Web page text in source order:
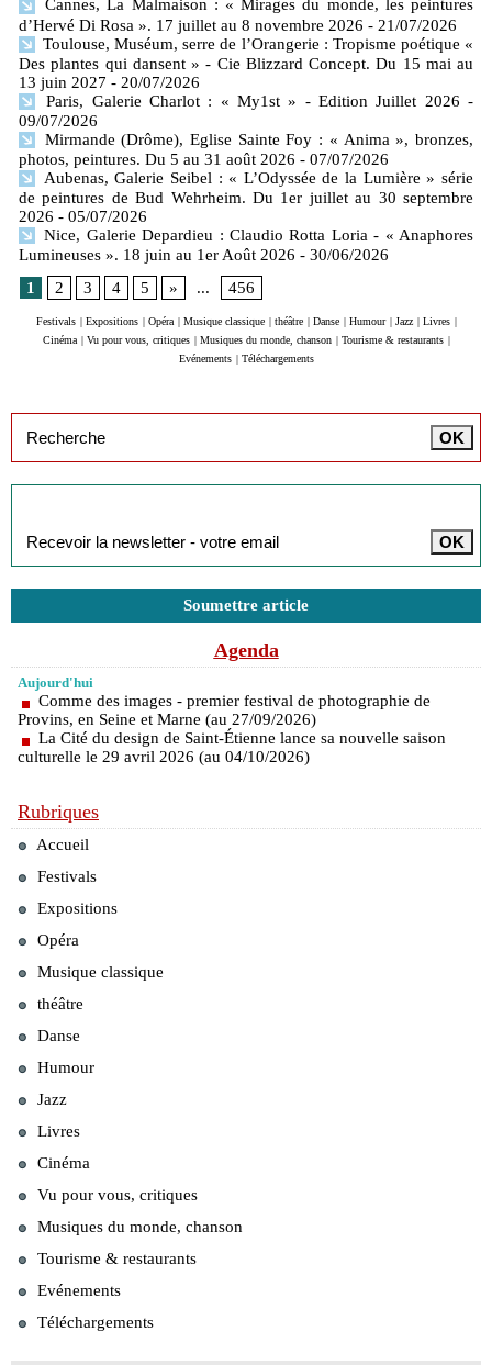
Cannes, La Malmaison : « Mirages du monde, les peintures
d’Hervé Di Rosa ». 17 juillet au 8 novembre 2026 - 21/07/2026
Toulouse, Muséum, serre de l’Orangerie : Tropisme poétique «
Des plantes qui dansent » - Cie Blizzard Concept. Du 15 mai au
13 juin 2027 - 20/07/2026
Paris, Galerie Charlot : « My1st » - Edition Juillet 2026 -
09/07/2026
Mirmande (Drôme), Eglise Sainte Foy : « Anima », bronzes,
photos, peintures. Du 5 au 31 août 2026 - 07/07/2026
Aubenas, Galerie Seibel : « L’Odyssée de la Lumière » série
de peintures de Bud Wehrheim. Du 1er juillet au 30 septembre
2026 - 05/07/2026
Nice, Galerie Depardieu : Claudio Rotta Loria - « Anaphores
Lumineuses ». 18 juin au 1er Août 2026 - 30/06/2026
1
2 3 4 5 » ... 456
Festivals | Expositions | Opéra | Musique classique | théâtre | Danse | Humour | Jazz | Livres |
Cinéma | Vu pour vous, critiques | Musiques du monde, chanson | Tourisme & restaurants |
Evénements | Téléchargements
Soumettre article
Agenda
Aujourd'hui
Comme des images - premier festival de photographie de
Provins, en Seine et Marne (au 27/09/2026)
La Cité du design de Saint-Étienne lance sa nouvelle saison
culturelle le 29 avril 2026 (au 04/10/2026)
Rubriques
Accueil
Festivals
Expositions
Opéra
Musique classique
théâtre
Danse
Humour
Jazz
Livres
Cinéma
Vu pour vous, critiques
Musiques du monde, chanson
Tourisme & restaurants
Evénements
Téléchargements